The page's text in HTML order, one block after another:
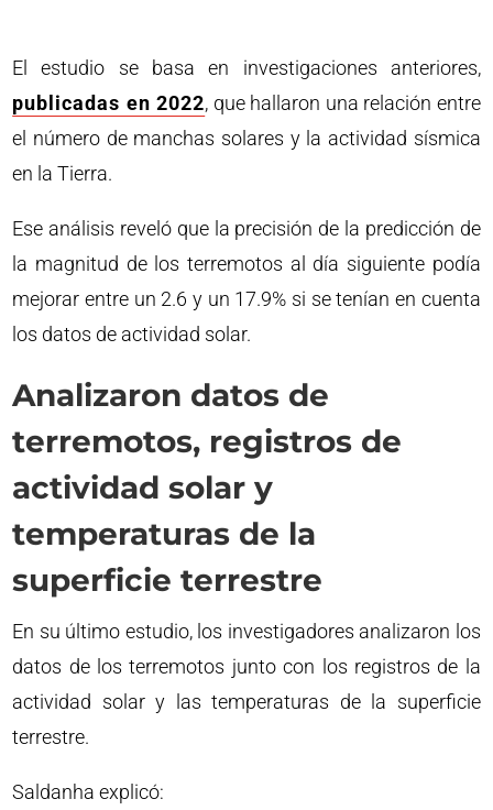
El estudio se basa en investigaciones anteriores,
publicadas en 2022, que hallaron una relación entre
el número de manchas solares y la actividad sísmica
en la Tierra.
Ese análisis reveló que la precisión de la predicción de
la magnitud de los terremotos al día siguiente podía
mejorar entre un 2.6 y un 17.9% si se tenían en cuenta
los datos de actividad solar.
Analizaron datos de
terremotos, registros de
actividad solar y
temperaturas de la
superficie terrestre
En su último estudio, los investigadores analizaron los
datos de los terremotos junto con los registros de la
actividad solar y las temperaturas de la superficie
terrestre.
Saldanha explicó: